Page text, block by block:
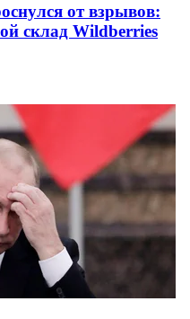
от взрывов:
склад Wildberries